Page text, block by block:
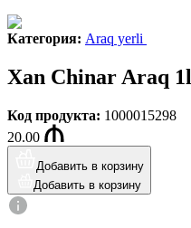
Категория: Araq yerli
Xan Chinar Araq 1l
Код продукта: 1000015298
20.00
Добавить в корзину
Добавить в корзину